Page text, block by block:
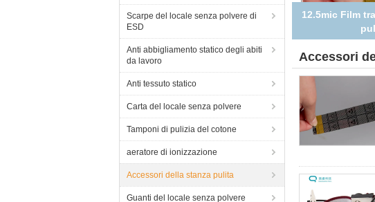
Scarpe del locale senza polvere di
ESD
Anti abbigliamento statico degli abiti
da lavoro
Anti tessuto statico
Carta del locale senza polvere
Tamponi di pulizia del cotone
aeratore di ionizzazione
Accessori della stanza pulita
Guanti del locale senza polvere
Stringhe per
Accessori